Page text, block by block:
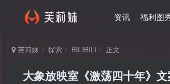
资讯 福利图
芙莉妹 探索 BILIBILI 正文
大象放映室《激荡四十年》